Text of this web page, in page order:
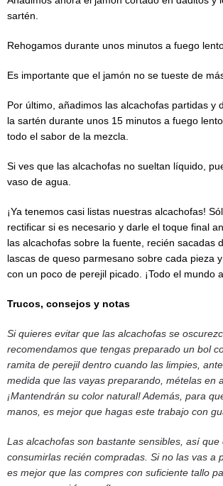
sartén.
Rehogamos durante unos minutos a fuego
Es importante que el jamón no se tueste de
Por último, añadimos las alcachofas partidas y
la sartén durante unos 15 minutos a fuego
todo el sabor de la mezcla.
Si ves que las alcachofas no sueltan líquido,
vaso de agua.
¡Ya tenemos casi listas nuestras alcachofas!
rectificar si es necesario y darle el toque final
las alcachofas sobre la fuente, recién sacadas
lascas de queso parmesano sobre cada pieza
con un poco de perejil picado. ¡Todo el mundo
Trucos, consejos y notas
Si quieres evitar que las alcachofas se
recomendamos que tengas preparado un bol
ramita de perejil dentro cuando las limpies,
medida que las vayas preparando, mételas en
¡Mantendrán su color natural! Además, para
manos, es mejor que hagas este trabajo con
Las alcachofas son bastante sensibles, así que
consumirlas recién compradas. Si no las vas a
es mejor que las compres con suficiente tallo